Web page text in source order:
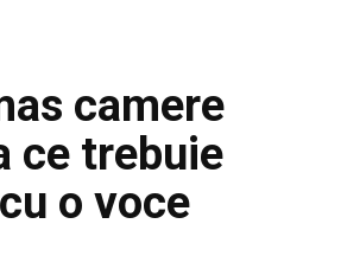
camere
ce trebuie
o voce